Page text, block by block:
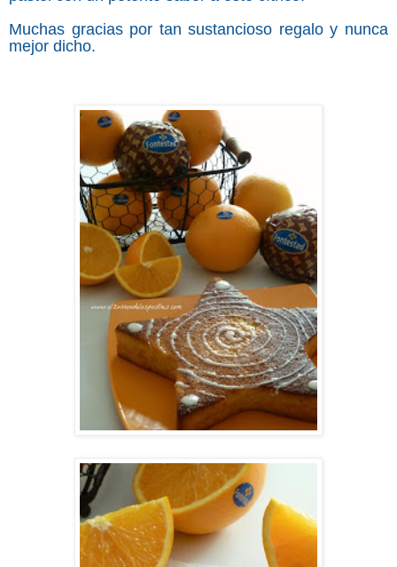
Muchas gracias por tan sustancioso regalo y nunca
mejor dicho.